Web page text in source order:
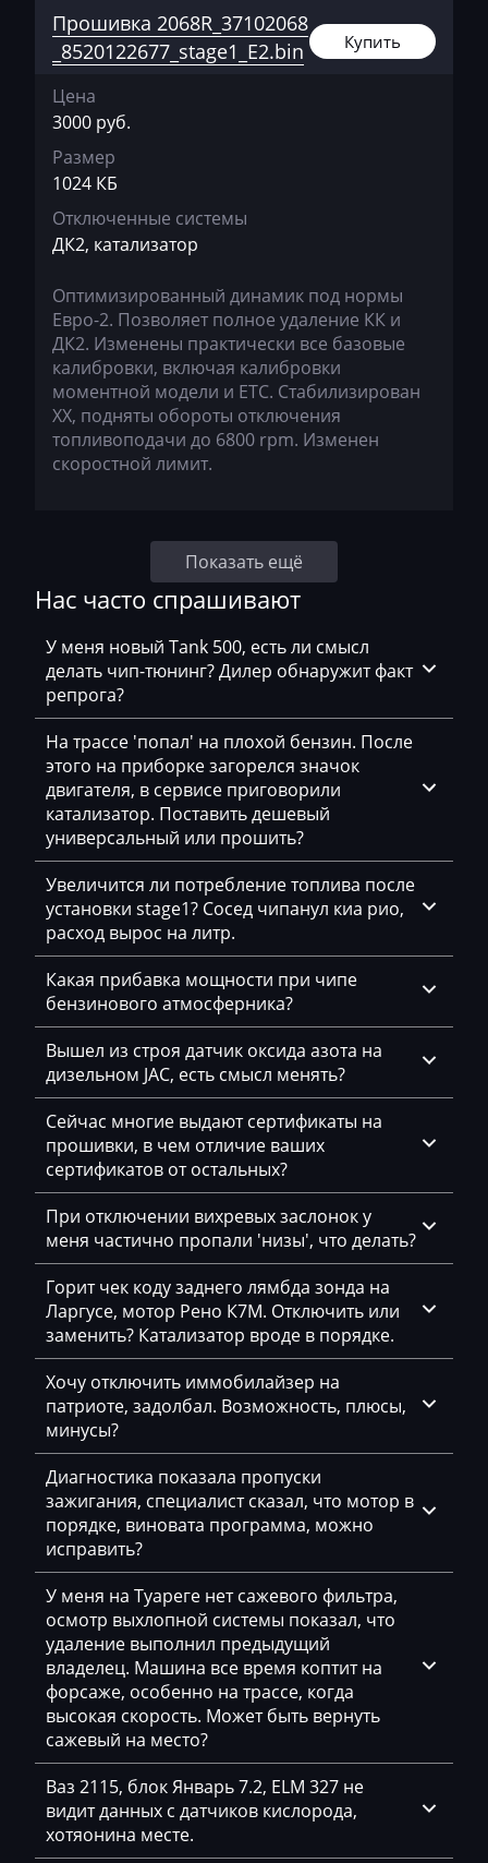
Liebherr
Lifan
Lincoln
Linde
Linder
LinkBelt
Logset
LS
Luxgen
Mack
Madill
MAN
Manitou
Maserati
MasseyFerguson
Maxus
Mazda
McCloskey
McCormick
Mecalac
Mercedes-Benz
Merlo
Metso
MG
Minelli
Mini
Mitsubishi
MST
Neoplan
NewHolland
Nissan
Omoda
Opel
Oting
Otokar
Pellenc
Perkins
Peterbilt
Peugeot
Ploeger
Прошивка 2068R_37102068
_8520122677_stage1_E2.bin
Купить
Цена
3000 руб.
Размер
1024 КБ
Отключенные системы
ДК2, катализатор
Оптимизированный динамик под нормы
Евро-2. Позволяет полное удаление КК и
ДК2. Изменены практически все базовые
калибровки, включая калибровки
моментной модели и ЕТС. Стабилизирован
ХХ, подняты обороты отключения
топливоподачи до 6800 rpm. Изменен
скоростной лимит.
Показать ещё
Нас часто спрашивают
У меня новый Tank 500, есть ли смысл
делать чип-тюнинг? Дилер обнаружит факт
репрога?
На трассе 'попал' на плохой бензин. После
этого на приборке загорелся значок
двигателя, в сервисе приговорили
катализатор. Поставить дешевый
универсальный или прошить?
Увеличится ли потребление топлива после
установки stage1? Сосед чипанул киа рио,
расход вырос на литр.
Какая прибавка мощности при чипе
бензинового атмосферника?
Вышел из строя датчик оксида азота на
дизельном JAC, есть смысл менять?
Сейчас многие выдают сертификаты на
прошивки, в чем отличие ваших
сертификатов от остальных?
При отключении вихревых заслонок у
меня частично пропали 'низы', что делать?
Горит чек коду заднего лямбда зонда на
Ларгусе, мотор Рено К7М. Отключить или
заменить? Катализатор вроде в порядке.
Хочу отключить иммобилайзер на
патриоте, задолбал. Возможность, плюсы,
минусы?
Диагностика показала пропуски
зажигания, специалист сказал, что мотор в
порядке, виновата программа, можно
исправить?
У меня на Туареге нет сажевого фильтра,
осмотр выхлопной системы показал, что
удаление выполнил предыдущий
владелец. Машина все время коптит на
форсаже, особенно на трассе, когда
высокая скорость. Может быть вернуть
сажевый на место?
Ваз 2115, блок Январь 7.2, ELM 327 не
видит данных с датчиков кислорода,
хотяонина месте.